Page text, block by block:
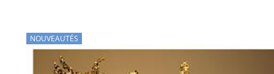
NOUVEAUTÉS